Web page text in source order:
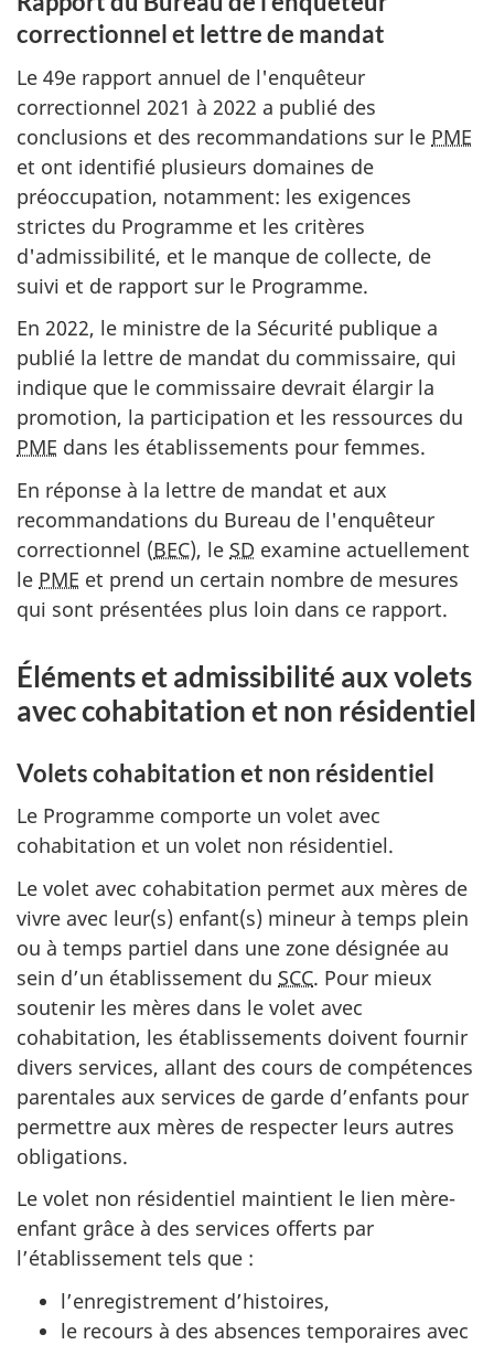
correctionnel et lettre de mandat
Le 49e rapport annuel de l'enquêteur
correctionnel 2021 à 2022 a publié des
conclusions et des recommandations sur le PME
et ont identifié plusieurs domaines de
préoccupation, notamment: les exigences
strictes du Programme et les critères
d'admissibilité, et le manque de collecte, de
suivi et de rapport sur le Programme.
En 2022, le ministre de la Sécurité publique a
publié la lettre de mandat du commissaire, qui
indique que le commissaire devrait élargir la
promotion, la participation et les ressources du
PME dans les établissements pour femmes.
En réponse à la lettre de mandat et aux
recommandations du Bureau de l'enquêteur
correctionnel (BEC), le SD examine actuellement
le PME et prend un certain nombre de mesures
qui sont présentées plus loin dans ce rapport.
Éléments et admissibilité aux volets
avec cohabitation et non résidentiel
Volets cohabitation et non résidentiel
Le Programme comporte un volet avec
cohabitation et un volet non résidentiel.
Le volet avec cohabitation permet aux mères de
vivre avec leur(s) enfant(s) mineur à temps plein
ou à temps partiel dans une zone désignée au
sein d’un établissement du SCC. Pour mieux
soutenir les mères dans le volet avec
cohabitation, les établissements doivent fournir
divers services, allant des cours de compétences
parentales aux services de garde d’enfants pour
permettre aux mères de respecter leurs autres
obligations.
Le volet non résidentiel maintient le lien mère-
enfant grâce à des services offerts par
l’établissement tels que :
l’enregistrement d’histoires,
le recours à des absences temporaires avec